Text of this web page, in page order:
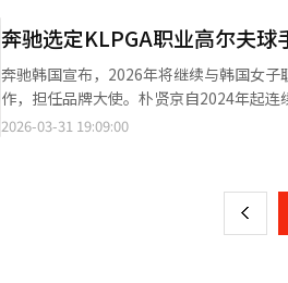
的独特鸡尾酒和韩餐套餐。 CJ第一制糖计划首先在国内高端餐厅和高档餐饮渠道推出'jari'，随后扩大美食接触点。
并计划在今年秋季正式进入包括美国纽约在内的全
表示：“'jari'是为了传达韩国传统蒸馏酒
策划的品牌。未来将基于与K-食品的协同
报道经人工智能（AI）系统翻译与编辑。
有所不同。以往通信公司的营销主要集中
延长平台停留时间。 特别是LG U+将Boynextdoor选为品牌大使，而不仅仅是广告模特，专注于加强与客户的沟通和
服务体验的连接性。此次活动的设计旨在
用。 LG U+将在全国门店中使用活动创意进行宣传，并通过门店内播放音乐视频等方式增强客户体验。此外，在线上
将举办官方SNS参与型活动，并在U+one应用
丝的高忠诚度和在线传播力，提高品牌停留时间和平台使用率。
奔驰选定KLPGA职业高尔夫
奔驰韩国宣布，2026年将继续与韩国女
作，担任品牌大使。朴贤京自2024年起
获得奔驰SUV车型GLS 580 4MATIC和
充满期待，并将全力以赴取得与奔驰品
季的努力准备中回报大家的信任。”李相
常荣幸。特别是在奔驰韩国即将成为‘韩
2026-03-31 19:09:00
上